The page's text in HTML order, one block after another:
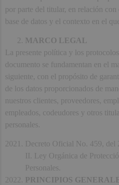
por parte del titular, en relación con
base de datos y el contexto en el
MARCO LEGAL
La presente política y los
documento se fundamentan en el
siguiente, con el propósito de
de los datos proporcionados de
nuestros clientes, proveedores,
empleados, codeudores y otros
personales.
Decreto Oficial No. 459, del
II. Ley Orgánica de
Personales.
PRINCIPIOS